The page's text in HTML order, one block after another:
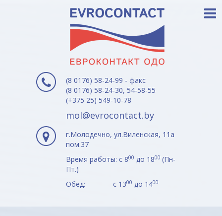
(8 0176) 58-24-99 - факс
(8 0176) 58-24-30, 54-58-55
(+375 25) 549-10-78
mol@evrocontact.by
г.Молодечно, ул.Виленская, 11а
пом.37
Время работы: с 800 до 1800 (Пн-
Пт.)
Обед: с 1300 до 1400